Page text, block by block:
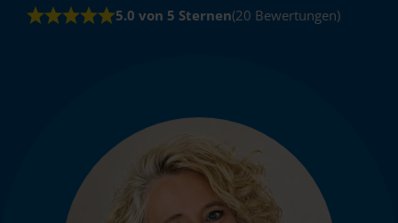
5.0 von 5 Sternen(20 Bewertungen)